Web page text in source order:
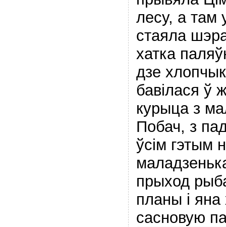
лесу, а там
стаяла
хатка
дзе
бавiлася ў
курыца з
Побач, з
ўсiм гэтым
прыход
планы i яна
сасновую